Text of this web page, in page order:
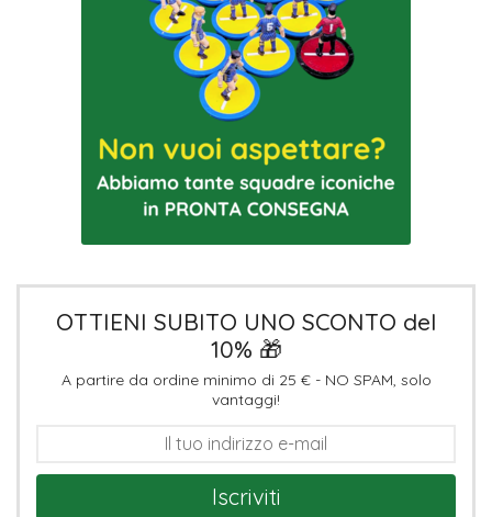
OTTIENI SUBITO UNO SCONTO del
10% 🎁
A partire da ordine minimo di 25 € - NO SPAM, solo
vantaggi!
Iscriviti